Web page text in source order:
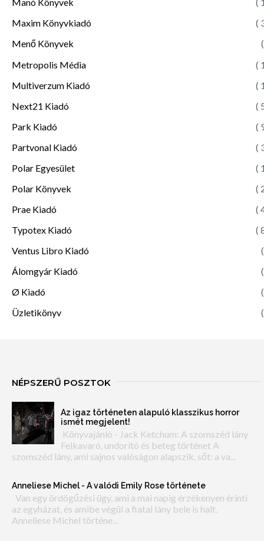
Maxim Könyvkiadó
(
Menő Könyvek
Metropolis Média
(
Multiverzum Kiadó
(
Next21 Kiadó
(
Park Kiadó
(
Partvonal Kiadó
(
Polar Egyesület
(
Polar Könyvek
(
Prae Kiadó
(
Typotex Kiadó
(
Ventus Libro Kiadó
Álomgyár Kiadó
Ø Kiadó
Üzletikönyv
NÉPSZERŰ POSZTOK
Az igaz történeten alapuló klasszikus horror
ismét megjelent!
Könyvajánló - Jack Ketchum: A szomszéd lány
Felkavaró, undorító és beteg történet A
szomszéd lány, ami sajnos valóságon alapszik, sőt: a va...
Anneliese Michel - A valódi Emily Rose története
Van egy ördögűzési ügy, ami a mai napig érzékenyen érinti
az egyházat, és amibe végül a fiatal lány bele is halt.
Anneliese Michel történe...